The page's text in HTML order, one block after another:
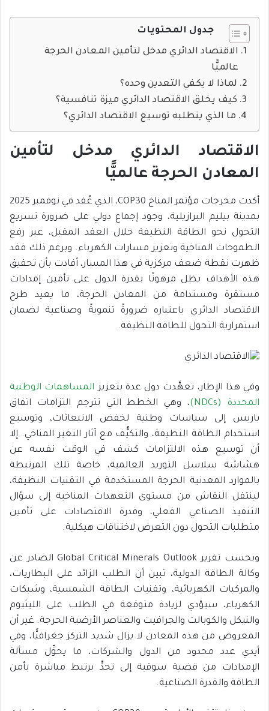
جدول المحتويات
الاقتصاد الدائري مدخل لتأمين المعادن الحرجة
عالميًّا
لماذا لا يكفي التعدين وحده؟
كيف يخلق الاقتصاد الدائري ميزة تنافسية؟
ما الذي يتطلبه توسيع الاقتصاد الدائري؟
الاقتصاد الدائري مدخل لتأمين
المعادن الحرجة عالميًّا
أكدت مخرجات مؤتمر المناخ COP30، الذي عُقد في نوفمبر 2025
بمدينة بيليم البرازيلية، وجود إجماع دولي على ضرورة تسريع
التحول نحو الطاقة النظيفة خلال العقد المقبل، عبر رفع
الطموحات المناخية وتعزيز مسارات الكهرباء. وبرغم ذلك فقد
ظهرت نقطة ضعف مركزية في هذا المسار، أفادت بأن تحقيق
هذه الأهداف يظل مرهونًا بقدرة الدول على تأمين إمدادات
مستقرة ومستدامة من المعادن الحرجة، ما يعيد طرح
الاقتصاد الدائري باعتباره ضرورةً تنمويةً وصناعية لضمان
استمرارية التحول للطاقة النظيفة.
وفي هذا الإطار، تعهَّدت دول عدة بتعزيز المساهمات الوطنية
المحددة (NDCs)
، وهي الخطط التي تترجم التزامات اتفاق
باريس إلى سياسات وطنية لخفض الانبعاثات، وتوسيع
استخدام الطاقة النظيفة، والتكيُّف مع آثار التغير المناخي. إلا
أن توسيع هذه الالتزامات كشف في الوقت نفسه عن
هشاشة سلاسل التوريد العالمية، خاصة تلك المرتبطة
بالموارد المعدنية الحرجة المستخدمة في التقنيات النظيفة،
لينتقل النقاش من مستوى التعهدات المناخية إلى سؤال
التنفيذ الصناعي الفعلي، وقدرة الاقتصادات على تأمين
متطلبات التحول دون التعرض لاختناقات هيكلية.
وبحسب تقرير Global Critical Minerals Outlook الصادر عن
وكالة الطاقة الدولية، تبين أن الطلب الزائد على البطاريات،
والمركبات الكهربائية، وتقنيات الطاقة الشمسية، وشبكات
الكهرباء، سيؤدي لزيادة متوقعة في الطلب على الليثيوم
والنيكل والكوبالت والجرافيت والعناصر الأرضية الحرجة. غير أن
المعروض من هذه المعادن لا يزال شديد التركز جغرافيًّا، وفي
أيدي عدد محدود من الدول والشركات، ما يحوِّل مسألة
الإمدادات من قضية سوقية إلى تحدٍّ يرتبط مباشرة بأمن
الطاقة والقدرة الصناعية.